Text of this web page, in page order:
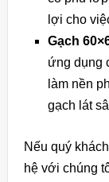
lợi cho
Gạch
ứng dụng
làm nền
gạch lát
Nếu quý
hệ với chúng